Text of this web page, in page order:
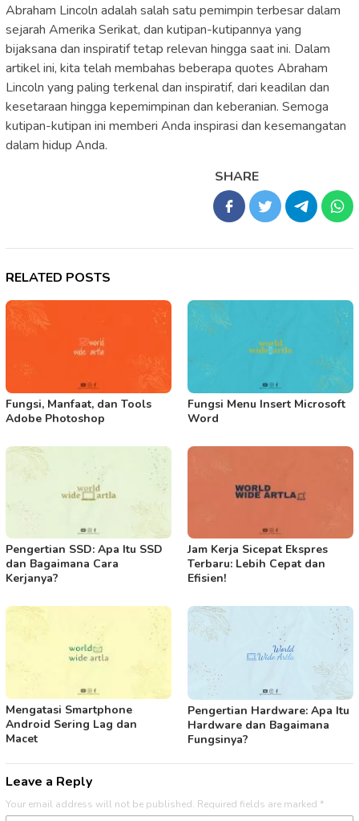
Abraham Lincoln adalah salah satu pemimpin terbesar dalam
sejarah Amerika Serikat, dan kutipan-kutipannya yang
bijaksana dan inspiratif tetap relevan hingga saat ini. Dalam
artikel ini, kita telah membahas beberapa quotes Abraham
Lincoln yang paling terkenal dan inspiratif, dari keadilan dan
kesetaraan hingga kepemimpinan dan keberanian. Semoga
kutipan-kutipan ini memberi Anda inspirasi dan kesemangatan
dalam hidup Anda.
SHARE
RELATED POSTS
Fungsi, Manfaat, dan Tools
Adobe Photoshop
Fungsi Menu Insert Microsoft
Word
Pengertian SSD: Apa Itu SSD
dan Bagaimana Cara
Kerjanya?
Jam Kerja Sicepat Ekspres
Terbaru: Lebih Cepat dan
Efisien!
Mengatasi Smartphone
Android Sering Lag dan
Macet
Pengertian Hardware: Apa Itu
Hardware dan Bagaimana
Fungsinya?
Leave a Reply
Your email address will not be published. Required fields are marked *